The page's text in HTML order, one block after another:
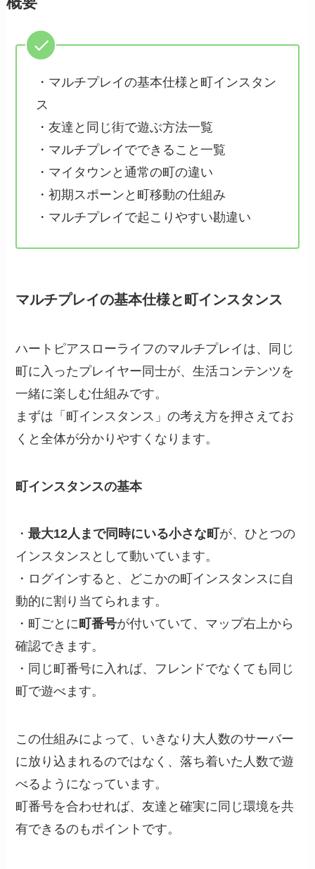
・マルチプレイの基本仕様と町インスタン
ス
・友達と同じ街で遊ぶ方法一覧
・マルチプレイでできること一覧
・マイタウンと通常の町の違い
・初期スポーンと町移動の仕組み
・マルチプレイで起こりやすい勘違い
マルチプレイの基本仕様と町インスタンス
ハートピアスローライフのマルチプレイは、同じ
町に入ったプレイヤー同士が、生活コンテンツを
一緒に楽しむ仕組みです。
まずは「町インスタンス」の考え方を押さえてお
くと全体が分かりやすくなります。
町インスタンスの基本
・最大12人まで同時にいる小さな町 が、ひとつの
インスタンスとして動いています。
・ログインすると、どこかの町インスタンスに自
動的に割り当てられます。
・町ごとに 町番号が付いていて、マップ右上から
確認できます。
・同じ町番号に入れば、フレンドでなくても同じ
町で遊べます。
この仕組みによって、いきなり大人数のサーバー
に放り込まれるのではなく、落ち着いた人数で遊
べるようになっています。
町番号を合わせれば、友達と確実に同じ環境を共
有できるのもポイントです。